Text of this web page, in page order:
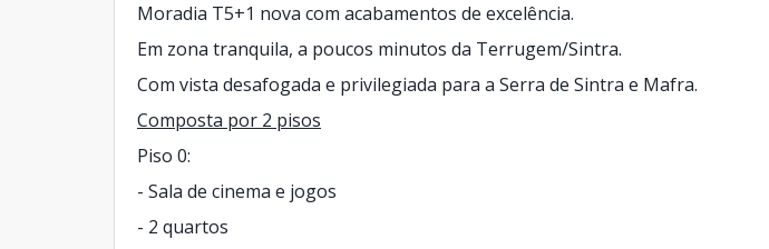
Moradia T5+1 nova com acabamentos de excelência.
Em zona tranquila, a poucos minutos da Terrugem/Sintra.
Com vista desafogada e privilegiada para a Serra de Sintra e Mafra.
Composta por 2 pisos
Piso 0:
- Sala de cinema e jogos
- 2 quartos